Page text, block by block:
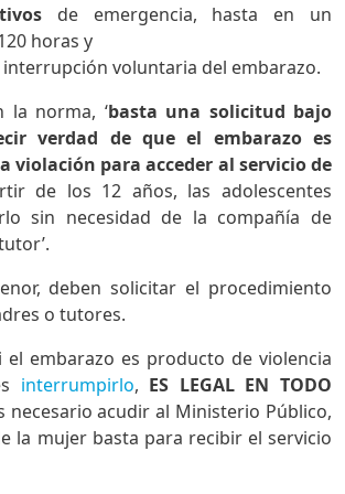
de emergencia, hasta en un
horas y
interrupción voluntaria del embarazo.
la norma, ‘basta una solicitud bajo
verdad de que el embarazo es
violación para acceder al servicio de
de los 12 años, las adolescentes
sin necesidad de la compañía de
deben solicitar el procedimiento
o tutores.
el embarazo es producto de violencia
interrumpirlo, ES LEGAL EN TODO
necesario acudir al Ministerio Público,
la mujer basta para recibir el servicio